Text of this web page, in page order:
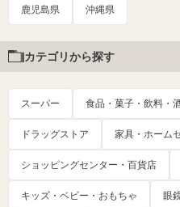
鹿児島県 沖縄県
カテゴリから探す
スーパー 食品・菓子・飲料・
ドラッグストア 家具・ホーム
ショッピングセンター・百貨店
キッズ・ベビー・おもちゃ 眼